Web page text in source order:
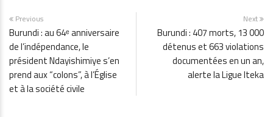
Previous
Burundi : au 64ᵉ anniversaire
de l’indépendance, le
président Ndayishimiye s’en
prend aux “colons”, à l’Église
et à la société civile
Next
Burundi : 407 morts, 13 000
détenus et 663 violations
documentées en un an,
alerte la Ligue Iteka